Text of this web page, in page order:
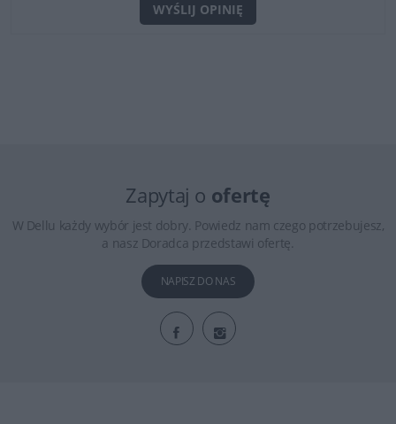
WYŚLIJ OPINIĘ
Zapytaj o ofertę
W Dellu każdy wybór jest dobry. Powiedz nam czego potrzebujesz,
a nasz Doradca przedstawi ofertę.
NAPISZ DO NAS